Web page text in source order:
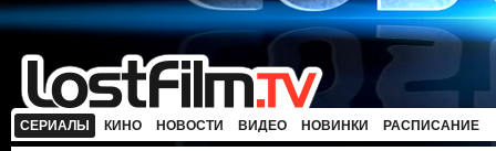
СЕРИАЛЫ КИНО НОВОСТИ ВИДЕО НОВИНКИ РАСПИСАНИЕ